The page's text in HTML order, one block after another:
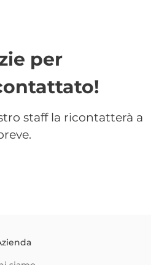
per
staff la ricontatterà a